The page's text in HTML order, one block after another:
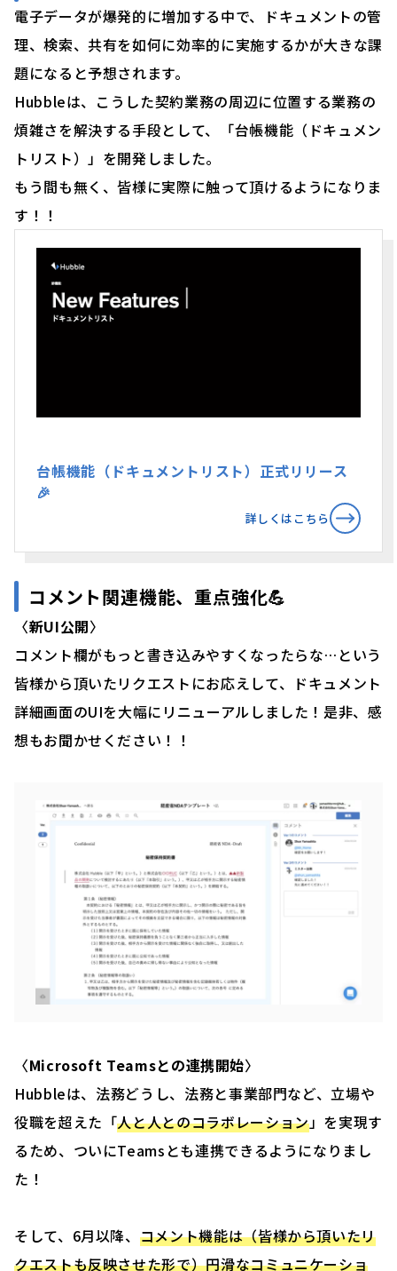
電子データが爆発的に増加する中で、ドキュメントの管
理、検索、共有を如何に効率的に実施するかが大きな課
題になると予想されます。
Hubbleは、こうした契約業務の周辺に位置する業務の
煩雑さを解決する手段として、「台帳機能（ドキュメン
トリスト）」を開発しました。
もう間も無く、皆様に実際に触って頂けるようになりま
す！！
台帳機能（ドキュメントリスト）正式リリース
🎉
詳しくはこちら
コメント関連機能、重点強化💪
〈新UI公開〉
コメント欄がもっと書き込みやすくなったらな…という
皆様から頂いたリクエストにお応えして、ドキュメント
詳細画面のUIを大幅にリニューアルしました！是非、感
想もお聞かせください！！
〈Microsoft Teamsとの連携開始〉
Hubbleは、法務どうし、法務と事業部門など、立場や
役職を超えた「人と人とのコラボレーション」を実現す
るため、ついにTeamsとも連携できるようになりまし
た！
そして、6月以降、 コメント機能は（皆様から頂いたリ
クエストも反映させた形で）円滑なコミュニケーショ